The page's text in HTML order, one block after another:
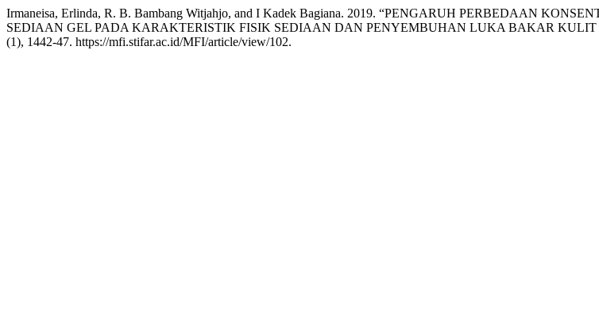
Irmaneisa, Erlinda, R. B. Bambang Witjahjo, and I Kadek Bagiana. 2019. “PENGARUH PERBEDAAN
SEDIAAN GEL PADA KARAKTERISTIK FISIK SEDIAAN DAN PENYEMBUHAN LUKA BAKAR KULIT
(1), 1442-47. https://mfi.stifar.ac.id/MFI/article/view/102.